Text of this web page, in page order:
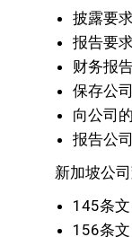
披露要
报告要
财务报
保存公
向公司
报告公
新加坡公
145条文
156条文